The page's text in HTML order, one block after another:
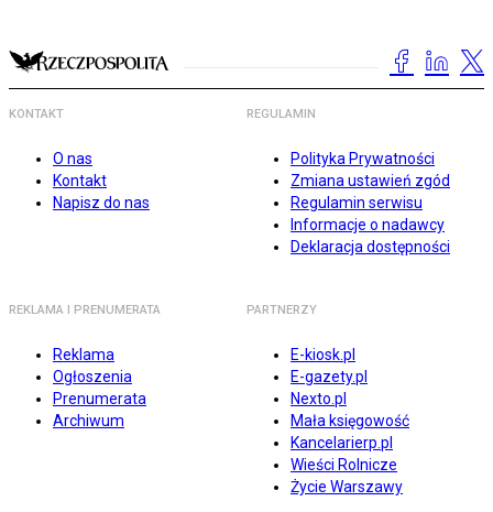
KONTAKT
O nas
Kontakt
Napisz do nas
REGULAMIN
Polityka Prywatności
Zmiana ustawień zgód
Regulamin serwisu
Informacje o nadawcy
Deklaracja dostępności
REKLAMA I PRENUMERATA
Reklama
Ogłoszenia
Prenumerata
Archiwum
PARTNERZY
E-kiosk.pl
E-gazety.pl
Nexto.pl
Mała księgowość
Kancelarierp.pl
Wieści Rolnicze
Życie Warszawy